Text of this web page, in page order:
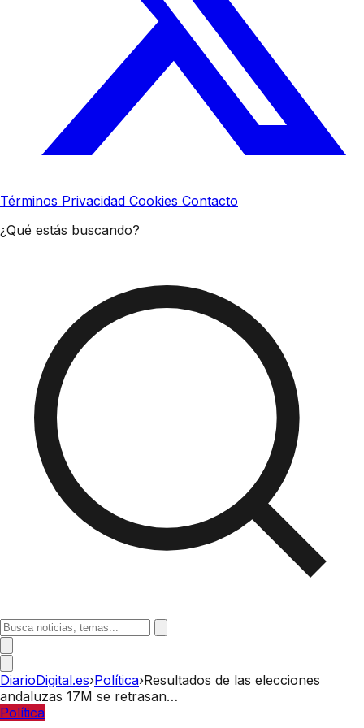
Términos Privacidad Cookies Contacto
¿Qué estás buscando?
DiarioDigital.es›Política›Resultados de las elecciones
andaluzas 17M se retrasan…
Política